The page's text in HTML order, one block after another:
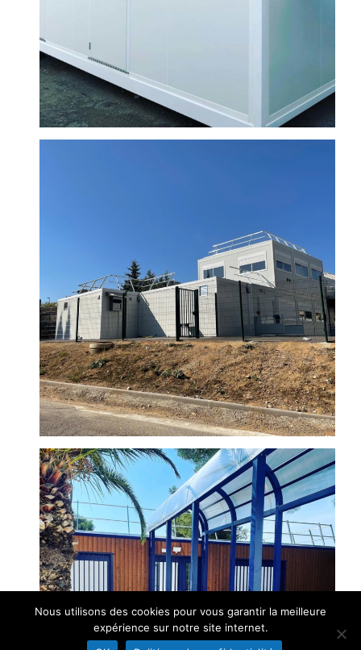
Nous utilisons des cookies pour vous garantir la meilleure
expérience sur notre site internet.